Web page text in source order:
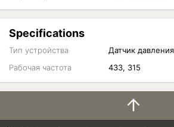
Specifications
Тип устройства
Датчик давления
Рабочая частота
433, 315